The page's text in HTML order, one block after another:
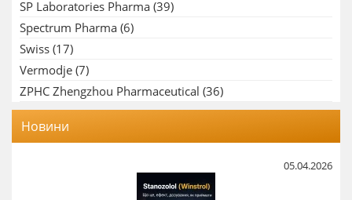
SP Laboratories Pharma (39)
Spectrum Pharma (6)
Swiss (17)
Vermodje (7)
ZPHC Zhengzhou Pharmaceutical (36)
Новини
05.04.2026